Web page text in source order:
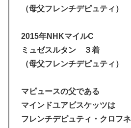
（母父フレンチデピュティ）
2015年NHKマイルC
ミュゼスルタン ３着
（母父フレンチデピュティ）
マピュースの父である
マインドユアビスケッツは
フレンチデピュティ・クロフネ